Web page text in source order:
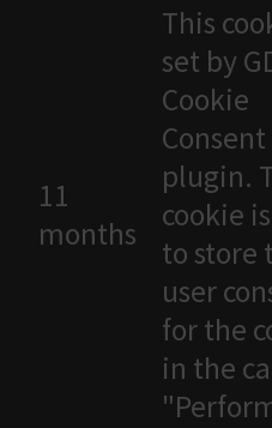
11
months
This
set by
Cookie
Consent
plugin.
cookie
to store
user
for the
in the